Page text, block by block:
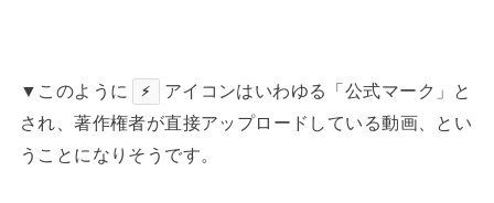
▼このように ⚡
アイコンはいわゆる「公式マーク」と
され、著作権者が直接アップロードしている動画、とい
うことになりそうです。